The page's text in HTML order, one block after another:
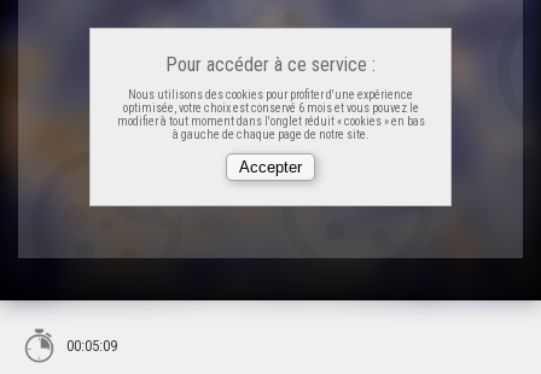
Pour accéder à ce service :
Nous utilisons des cookies pour profiter d'une expérience
optimisée, votre choix est conservé 6 mois et vous pouvez le
modifier à tout moment dans l'onglet réduit « cookies » en bas
à gauche de chaque page de notre site.
00:05:09